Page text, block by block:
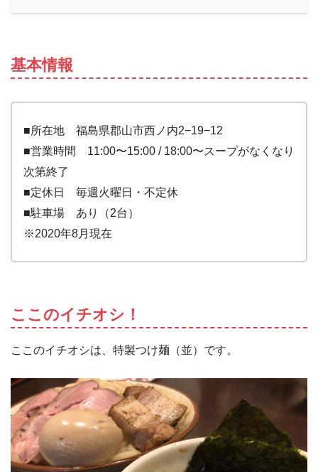
基本情報
■所在地 福島県郡山市西ノ内2−19−12
■営業時間 11:00〜15:00 / 18:00〜スープがなくなり
次第終了
■定休日 毎週火曜日・不定休
■駐車場 あり（2台）
※2020年8月現在
ここのイチオシ！
ここのイチオシは、特製つけ麺（並）です。